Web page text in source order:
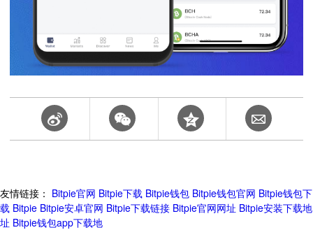
友情链接： Bitpie官网 Bitpie下载 Bitpie钱包 Bitpie钱包官网 Bitpie钱包下
载 Bitpie Bitpie安卓官网 Bitpie下载链接 Bitpie官网网址 Bitpie安装下载地
址 Bitpie钱包app下载地